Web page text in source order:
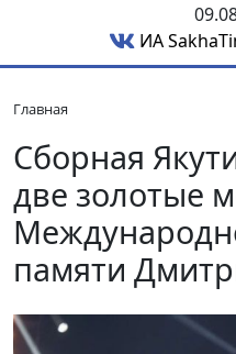
ИА
Главная
Сборная
две золотые
памяти